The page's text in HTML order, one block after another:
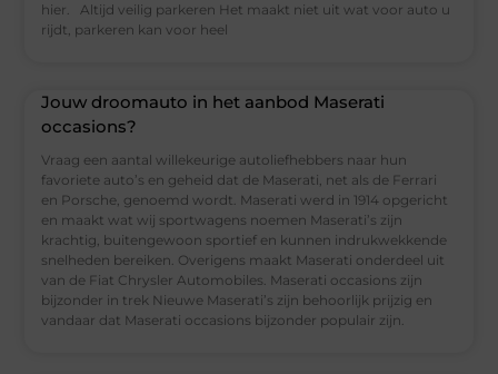
hier. Altijd veilig parkeren Het maakt niet uit wat voor auto u
rijdt, parkeren kan voor heel
Jouw droomauto in het aanbod Maserati
occasions?
Vraag een aantal willekeurige autoliefhebbers naar hun
favoriete auto’s en geheid dat de Maserati, net als de Ferrari
en Porsche, genoemd wordt. Maserati werd in 1914 opgericht
en maakt wat wij sportwagens noemen Maserati’s zijn
krachtig, buitengewoon sportief en kunnen indrukwekkende
snelheden bereiken. Overigens maakt Maserati onderdeel uit
van de Fiat Chrysler Automobiles. Maserati occasions zijn
bijzonder in trek Nieuwe Maserati’s zijn behoorlijk prijzig en
vandaar dat Maserati occasions bijzonder populair zijn.